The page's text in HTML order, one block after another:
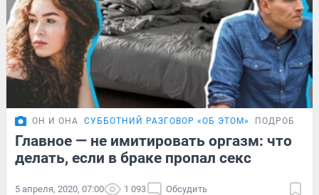
ОН И ОНА СУББОТНИЙ РАЗГОВОР «ОБ ЭТОМ»
Главное — не имитировать оргазм: что
делать, если в браке пропал секс
5 апреля, 2020, 07:00 1 093 Обсудить